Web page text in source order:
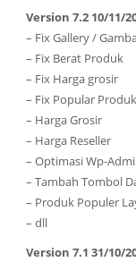
Version 7.2 10/11/
– Fix Gallery /
– Fix Berat Produk
– Fix Harga grosir
– Fix Popular
– Harga Grosir
– Harga Reseller
– Optimasi Wp-
– Tambah Tombol
– Produk Populer
– dll
Version 7.1 31/10/